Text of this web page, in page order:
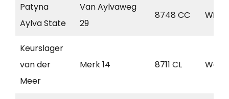
Patyna
Aylva State
Van Aylvaweg
29
8748 CC
Keurslager
van der
Meer
Merk 14 8711 CL